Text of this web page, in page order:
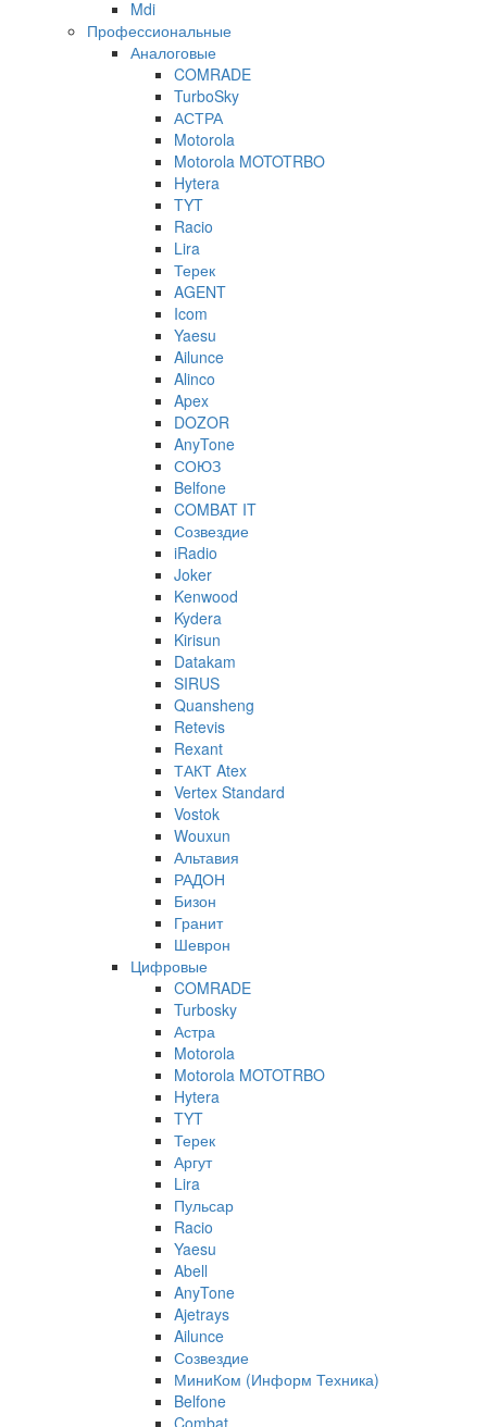
Mdi
Профессиональные
Аналоговые
COMRADE
TurboSky
АСТРА
Motorola
Motorola MOTOTRBO
Hytera
TYT
Racio
Lira
Терек
AGENT
Icom
Yaesu
Ailunce
Alinco
Apex
DOZOR
AnyTone
СОЮЗ
Belfone
COMBAT IT
Созвездие
iRadio
Joker
Kenwood
Kydera
Kirisun
Datakam
SIRUS
Quansheng
Retevis
Rexant
ТАКТ Atex
Vertex Standard
Vostok
Wouxun
Альтавия
РАДОН
Бизон
Гранит
Шеврон
Цифровые
COMRADE
Turbosky
Астра
Motorola
Motorola MOTOTRBO
Hytera
TYT
Терек
Аргут
Lira
Пульсар
Racio
Yaesu
Abell
AnyTone
Ajetrays
Ailunce
Созвездие
МиниКом (Информ Техника)
Belfone
Combat